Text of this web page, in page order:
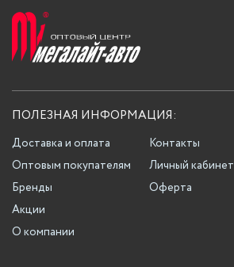
ПОЛЕЗНАЯ ИНФОРМАЦИЯ:
Доставка и оплата
Оптовым покупателям
Бренды
Акции
О компании
Контакты
Личный кабинет
Оферта